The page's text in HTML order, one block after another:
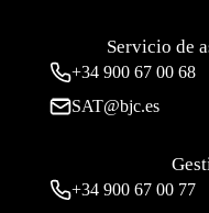
Servicio de
+34 900 67 00 68
SAT@bjc.es
+34 900 67 00 77